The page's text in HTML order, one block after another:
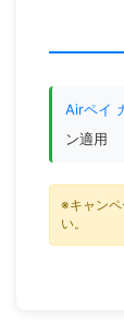
Airペイ
ン適用
※キャンペ
い。